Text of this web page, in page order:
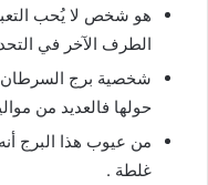
هو شخص لا يُحب
الطرف الآخر في
شخصية برج
حولها فالعديد من
من عيوب هذا البرج
غلطة .